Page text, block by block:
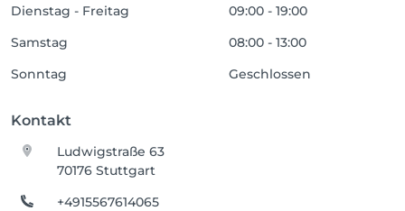
Dienstag - Freitag
09:00 - 19:00
Samstag
08:00 - 13:00
Sonntag
Geschlossen
Kontakt
Ludwigstraße 63
70176 Stuttgart
+4915567614065